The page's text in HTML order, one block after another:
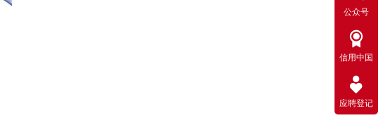
公众号
信用中国
应聘登记